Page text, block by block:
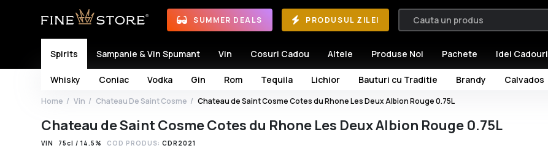
SUMMER DEALS PRODUSUL ZILEI
Spirits
Whisky Coniac Vodka Gin Rom Tequila Lichior Bauturi cu Traditie Brandy Calvados
Sampanie & Vin Spumant Vin Cosuri Cadou Altele Produse Noi Pachete Idei Cadouri
Home Vin Chateau De Saint Cosme Chateau de Saint Cosme Cotes du Rhone Les Deux Albion Rouge 0.75L
Chateau de Saint Cosme Cotes du Rhone Les Deux Albion Rouge 0.75L
VIN 75cl / 14.5% COD PRODUS: CDR2021